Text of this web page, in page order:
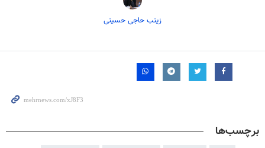
زینب حاجی حسینی
برچسب‌ها